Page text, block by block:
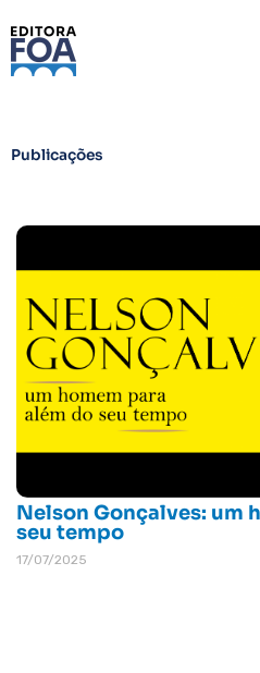
para
Publicações
Nelson Gonçalves: um
seu tempo
17/07/2025